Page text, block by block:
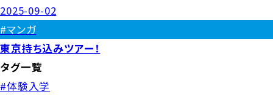
2025-09-02
#マンガ
東京持ち込みツアー！
タグ一覧
#体験入学